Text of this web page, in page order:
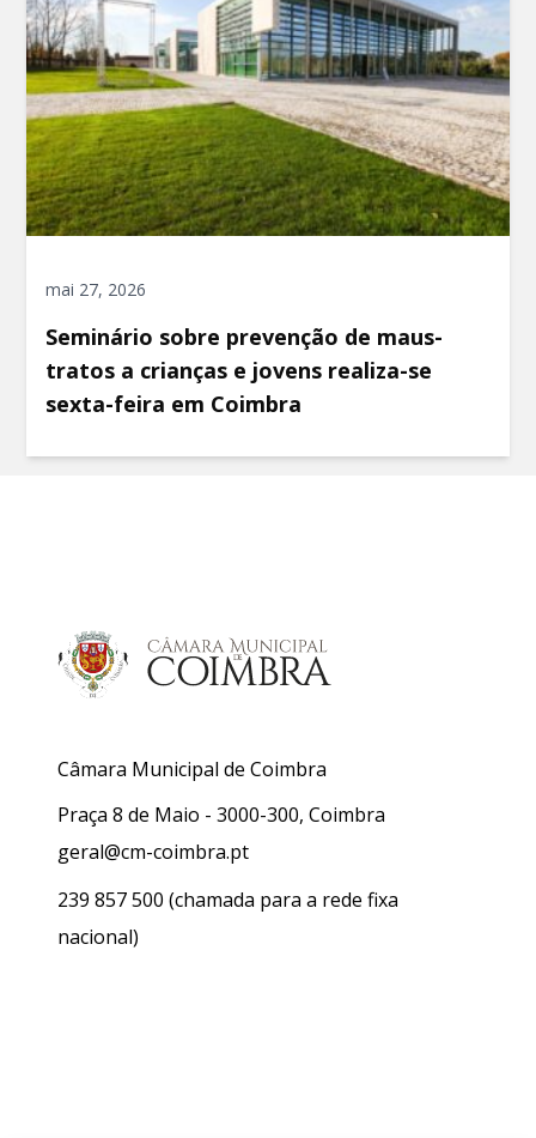
mai 27, 2026
Seminário sobre prevenção de maus-
tratos a crianças e jovens realiza-se
sexta-feira em Coimbra
Câmara Municipal de Coimbra
Praça 8 de Maio - 3000-300, Coimbra
geral@cm-coimbra.pt
239 857 500 (chamada para a rede fixa
nacional)